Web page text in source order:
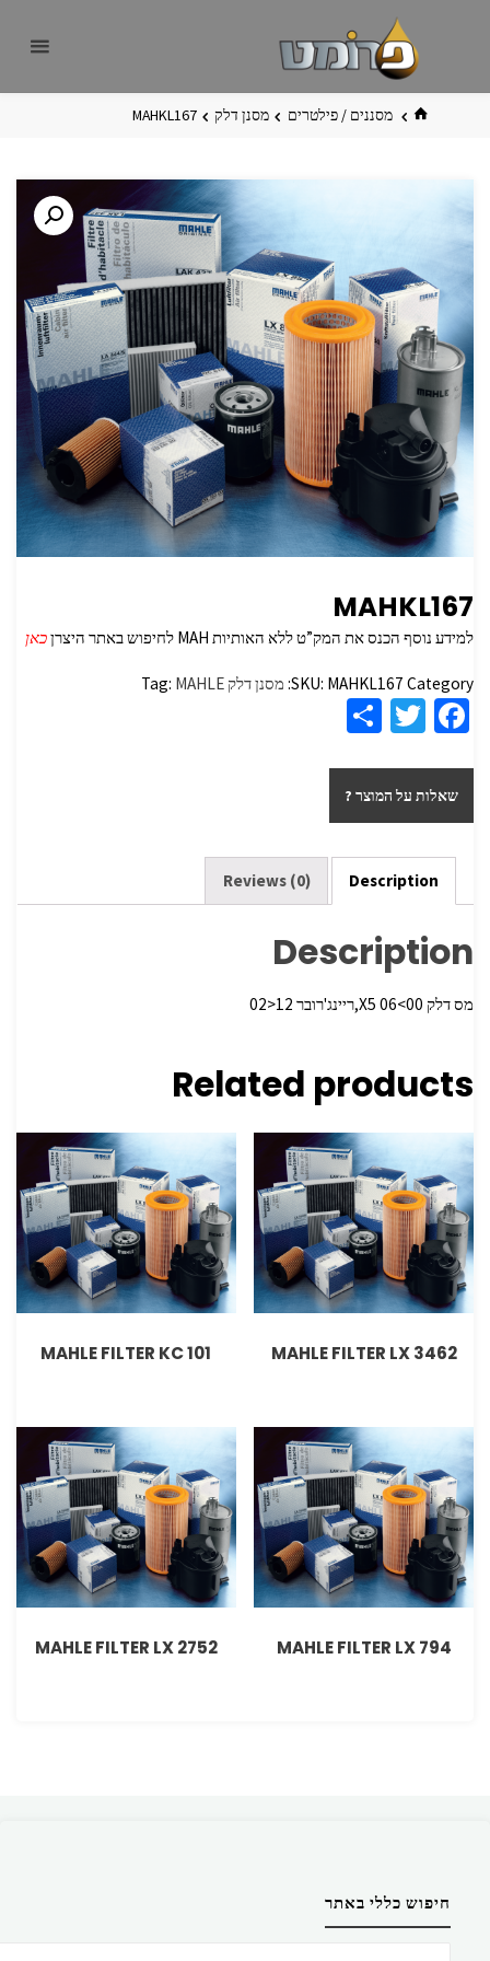
בית מסננים / פילטרים מסנן דלק MAHKL167
MAHKL167
למידע נוסף הכנס את המק”ט ללא האותיות MAH לחיפוש באתר היצרן כאן
SKU: MAHKL167 Category: מסנן דלק Tag: MAHLE
Fa
b
o
o
k
T
tt
er
ar
e
שאלות על המוצר ?
Description
Reviews (0)
Description
מס דלק X5 06<00,ריינג'רובר 12<02
Related products
MAHLE FILTER LX 3462
MAHLE FILTER KC 101
MAHLE FILTER LX 794
MAHLE FILTER LX 2752
חיפוש כללי באתר